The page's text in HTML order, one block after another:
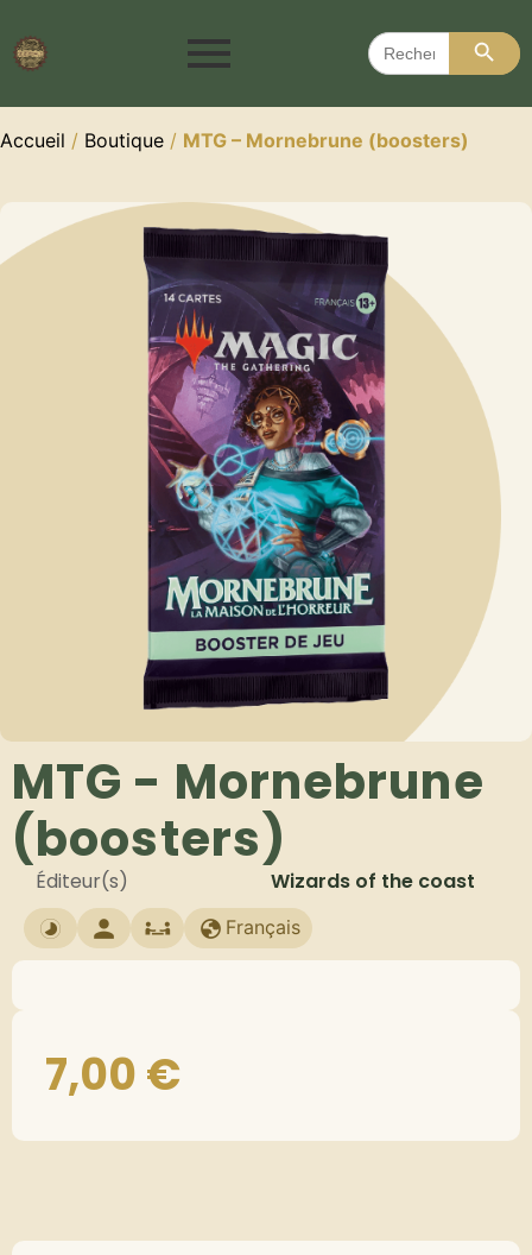
Search
for:
Search
Accueil / Boutique / MTG – Mornebrune (boosters)
MTG - Mornebrune
(boosters)
Éditeur(s) Wizards of the coast
Français
7,00€